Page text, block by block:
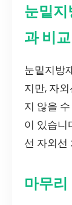
눈밑
과 비교
눈밑지방
지만, 자
지 않을
이 있습니
선 자외선
마무리